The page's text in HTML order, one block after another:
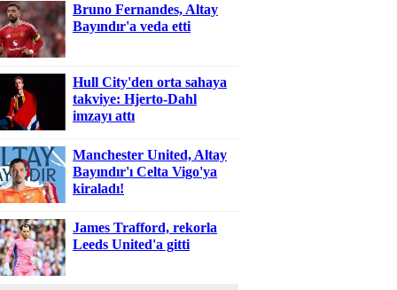
Bruno Fernandes, Altay
Bayındır'a veda etti
Hull City'den orta sahaya
takviye: Hjerto-Dahl
imzayı attı
Manchester United, Altay
Bayındır'ı Celta Vigo'ya
kiraladı!
James Trafford, rekorla
Leeds United'a gitti